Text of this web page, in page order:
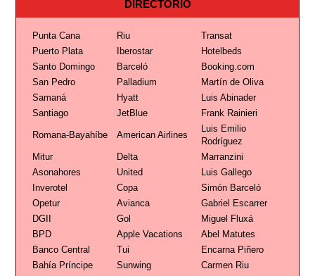
DIRECTORIO
Punta Cana Riu
Transat
Puerto Plata
Iberostar
Hotelbeds
Santo Domingo
Barceló
Booking.com
San Pedro
Palladium
Martín de Oliva
Samaná
Hyatt
Luis Abinader
Santiago
JetBlue Frank Rainieri
Romana-Bayahíbe American Airlines
Luis Emilio
Rodríguez
Mitur
Delta
Marranzini
Asonahores
United
Luis Gallego
Inverotel
Copa
Simón Barceló
Opetur
Avianca
Gabriel Escarrer
DGII
Gol
Miguel Fluxá
BPD
Apple Vacations
Abel Matutes
Banco Central
Tui
Encarna Piñero
Bahía Príncipe
Sunwing
Carmen Riu